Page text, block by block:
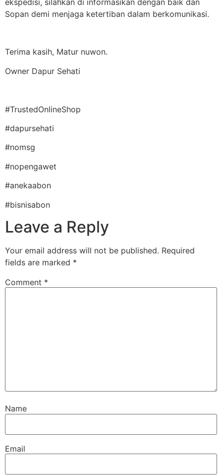
Sopan demi menjaga ketertiban dalam berkomunikasi.
Terima kasih, Matur nuwon.
Owner Dapur Sehati
#TrustedOnlineShop
#dapursehati
#nomsg
#nopengawet
#anekaabon
#bisnisabon
Leave a Reply
Your email address will not be published. Required
fields are marked *
Comment *
Name
Email